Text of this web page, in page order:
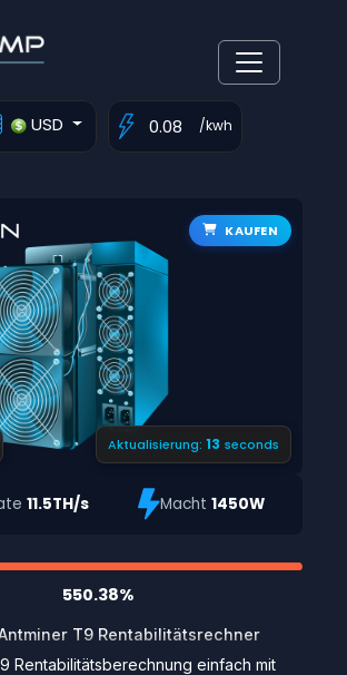
USD /kwh
KAUFEN
Aktualisierung: 12 seconds
11.5TH/s Macht 1450W
550.38%
T9 Rentabilitätsrechner
Rentabilitätsberechnung einfach mit